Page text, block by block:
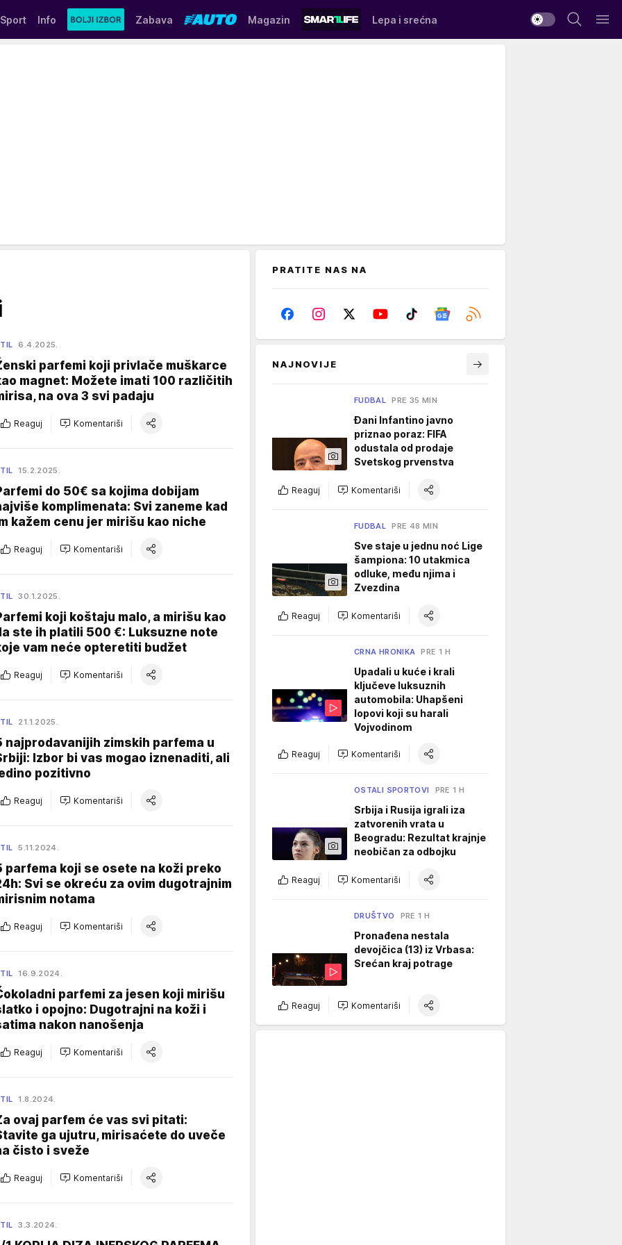
Sport Info Zabava Magazin Lepa i srećna
6.4.2025.
parfemi koji privlače muškarce
magnet: Možete imati 100 različitih
na ova 3 svi padaju
Reaguj Komentariši
15.2.2025.
do 50€ sa kojima dobijam
komplimenata: Svi zaneme kad
kažem cenu jer mirišu kao niche
Reaguj Komentariši
30.1.2025.
koji koštaju malo, a mirišu kao
ste ih platili 500 €: Luksuzne note
vam neće opteretiti budžet
Reaguj Komentariši
21.1.2025.
najprodavanijih zimskih parfema u
Izbor bi vas mogao iznenaditi, ali
pozitivno
Reaguj Komentariši
5.11.2024.
parfema koji se osete na koži preko
Svi se okreću za ovim dugotrajnim
notama
Reaguj Komentariši
16.9.2024.
parfemi za jesen koji mirišu
i opojno: Dugotrajni na koži i
nakon nanošenja
Reaguj Komentariši
1.8.2024.
ovaj parfem će vas svi pitati:
ga ujutru, mirisaćete do uveče
čisto i sveže
Reaguj Komentariši
3.3.2024.
PRATITE NAS NA
NAJNOVIJE
FUDBAL PRE 35 MIN
Đani Infantino javno
priznao poraz: FIFA
odustala od prodaje
Svetskog prvenstva
Reaguj Komentariši
FUDBAL PRE 48 MIN
Sve staje u jednu noć Lige
šampiona: 10 utakmica
odluke, među njima i
Zvezdina
Reaguj Komentariši
CRNA HRONIKA PRE 1 H
Upadali u kuće i krali
ključeve luksuznih
automobila: Uhapšeni
lopovi koji su harali
Vojvodinom
Reaguj Komentariši
OSTALI SPORTOVI PRE 1 H
Srbija i Rusija igrali iza
zatvorenih vrata u
Beogradu: Rezultat krajnje
neobičan za odbojku
Reaguj Komentariši
DRUŠTVO PRE 1 H
Pronađena nestala
devojčica (13) iz Vrbasa:
Srećan kraj potrage
Reaguj Komentariši